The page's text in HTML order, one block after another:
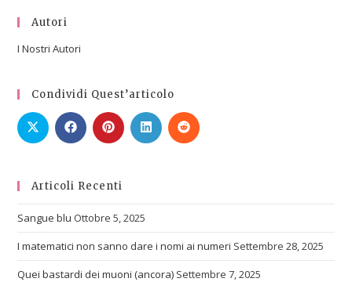
Autori
I Nostri Autori
Condividi Quest’articolo
Articoli Recenti
Sangue blu Ottobre 5, 2025
I matematici non sanno dare i nomi ai numeri Settembre 28, 2025
Quei bastardi dei muoni (ancora) Settembre 7, 2025